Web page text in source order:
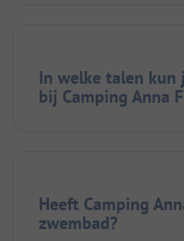
In welke talen kun
bij Camping Anna
Heeft Camping
zwembad?